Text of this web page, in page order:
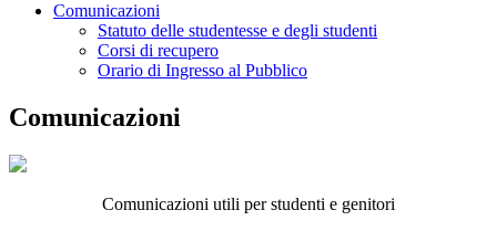
Comunicazioni
Statuto delle studentesse e degli studenti
Corsi di recupero
Orario di Ingresso al Pubblico
Comunicazioni
Comunicazioni utili per studenti e genitori